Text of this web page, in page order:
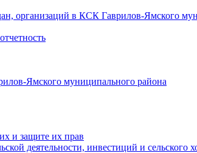
организаций в КСК Гаврилов-Ямского
Ямского муниципального района
и защите их прав
деятельности, инвестиций и сельского